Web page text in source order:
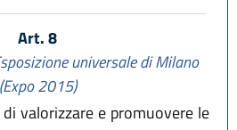
Art. 8
universale di Milano
(Expo 2015)
valorizzare e promuovere le